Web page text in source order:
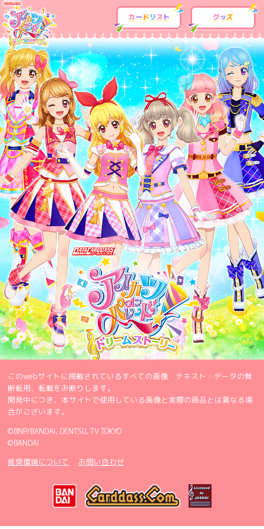
カードリスト
このwebサイトに掲載されているすべての画像・テキスト・データの無
断転用、転載をお断りします。
開発中につき、本サイトで使用している画像と実際の商品とは異なる場
合がございます。
©BNP/BANDAI, DENTSU, TV TOKYO
©BANDAI
推奨環境について
お問い合わせ